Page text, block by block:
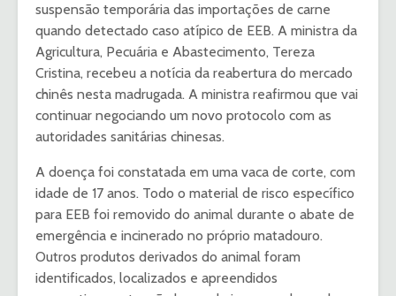
suspensão temporária das importações de carne
quando detectado caso atípico de EEB. A ministra da
Agricultura, Pecuária e Abastecimento, Tereza
Cristina, recebeu a notícia da reabertura do mercado
chinês nesta madrugada. A ministra reafirmou que vai
continuar negociando um novo protocolo com as
autoridades sanitárias chinesas.
A doença foi constatada em uma vaca de corte, com
idade de 17 anos. Todo o material de risco específico
para EEB foi removido do animal durante o abate de
emergência e incinerado no próprio matadouro.
Outros produtos derivados do animal foram
identificados, localizados e apreendidos